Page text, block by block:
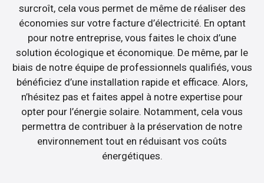
surcroît, cela vous permet de même de réaliser des
économies sur votre facture d’électricité. En optant
pour notre entreprise, vous faites le choix d’une
solution écologique et économique. De même, par le
biais de notre équipe de professionnels qualifiés, vous
bénéficiez d’une installation rapide et efficace. Alors,
n’hésitez pas et faites appel à notre expertise pour
opter pour l’énergie solaire. Notamment, cela vous
permettra de contribuer à la préservation de notre
environnement tout en réduisant vos coûts
énergétiques.